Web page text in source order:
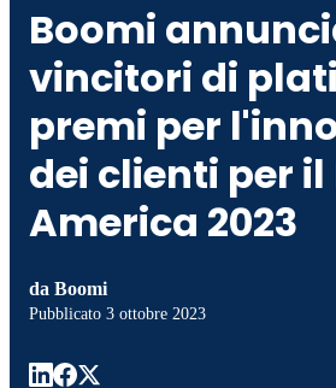
Boomi
vincitori di
premi per
dei clienti per il
America 2023
da Boomi
Pubblicato 3 ottobre 2023